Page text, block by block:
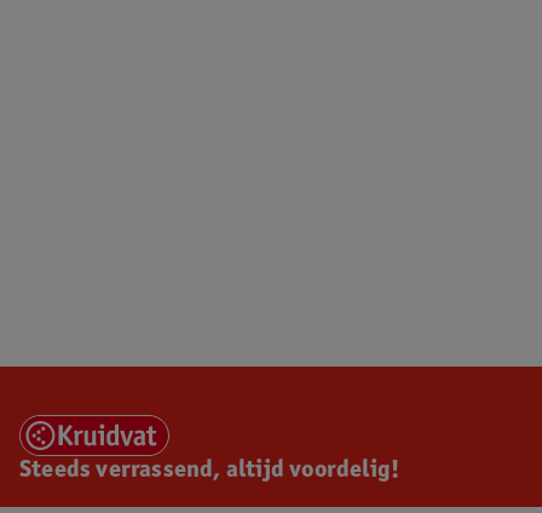
Steeds verrassend, altijd voordelig!